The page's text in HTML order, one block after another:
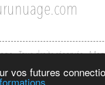
vos futures
- Tous droits réservés-